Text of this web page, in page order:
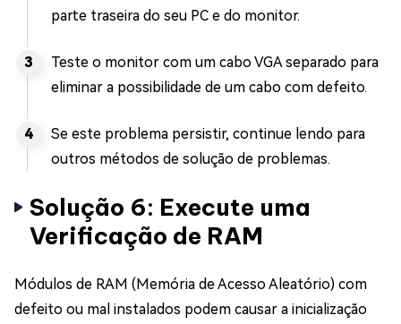
parte traseira do seu PC e do monitor.
Teste o monitor com um cabo VGA separado para
eliminar a possibilidade de um cabo com defeito.
Se este problema persistir, continue lendo para
outros métodos de solução de problemas.
Solução 6: Execute uma
Verificação de RAM
Módulos de RAM (Memória de Acesso Aleatório) com
defeito ou mal instalados podem causar a inicialização